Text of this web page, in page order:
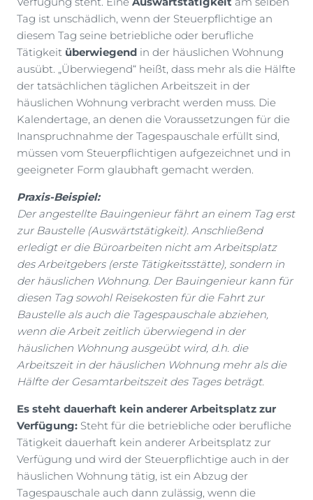
Tag ist unschädlich, wenn der Steuerpflichtige an
diesem Tag seine betriebliche oder berufliche
Tätigkeit überwiegend in der häuslichen Wohnung
ausübt. „Überwiegend“ heißt, dass mehr als die Hälfte
der tatsächlichen täglichen Arbeitszeit in der
häuslichen Wohnung verbracht werden muss. Die
Kalendertage, an denen die Voraussetzungen für die
Inanspruchnahme der Tagespauschale erfüllt sind,
müssen vom Steuerpflichtigen aufgezeichnet und in
geeigneter Form glaubhaft gemacht werden.
Praxis-Beispiel:
Der angestellte Bauingenieur fährt an einem Tag erst
zur Baustelle (Auswärtstätigkeit). Anschließend
erledigt er die Büroarbeiten nicht am Arbeitsplatz
des Arbeitgebers (erste Tätigkeitsstätte), sondern in
der häuslichen Wohnung. Der Bauingenieur kann für
diesen Tag sowohl Reisekosten für die Fahrt zur
Baustelle als auch die Tagespauschale abziehen,
wenn die Arbeit zeitlich überwiegend in der
häuslichen Wohnung ausgeübt wird, d.h. die
Arbeitszeit in der häuslichen Wohnung mehr als die
Hälfte der Gesamtarbeitszeit des Tages beträgt.
Es steht dauerhaft kein anderer Arbeitsplatz zur
Verfügung: Steht für die betriebliche oder berufliche
Tätigkeit dauerhaft kein anderer Arbeitsplatz zur
Verfügung und wird der Steuerpflichtige auch in der
häuslichen Wohnung tätig, ist ein Abzug der
Tagespauschale auch dann zulässig, wenn die